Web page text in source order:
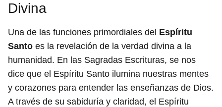
Divina
Una de las funciones primordiales del Espíritu
Santo es la revelación de la verdad divina a la
humanidad. En las Sagradas Escrituras, se nos
dice que el Espíritu Santo ilumina nuestras mentes
y corazones para entender las enseñanzas de Dios.
A través de su sabiduría y claridad, el Espíritu